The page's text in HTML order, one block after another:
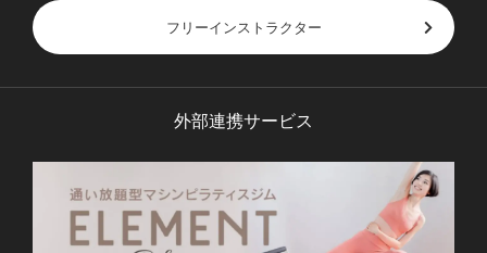
フリーインストラクター
外部連携サービス